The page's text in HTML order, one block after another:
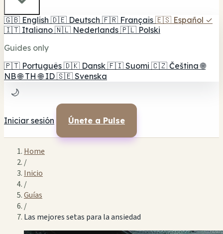
🇬🇧 English 🇩🇪 Deutsch 🇫🇷 Français 🇪🇸 Español ✓
🇮🇹 Italiano 🇳🇱 Nederlands 🇵🇱 Polski
Guides only
🇵🇹 Português 🇩🇰 Dansk 🇫🇮 Suomi 🇨🇿 Čeština 🌐
NB 🌐 TH 🌐 ID 🇸🇪 Svenska
🌙
Iniciar sesión Únete a Pulse
Home
/
Inicio
/
Guías
/
Las mejores setas para la ansiedad